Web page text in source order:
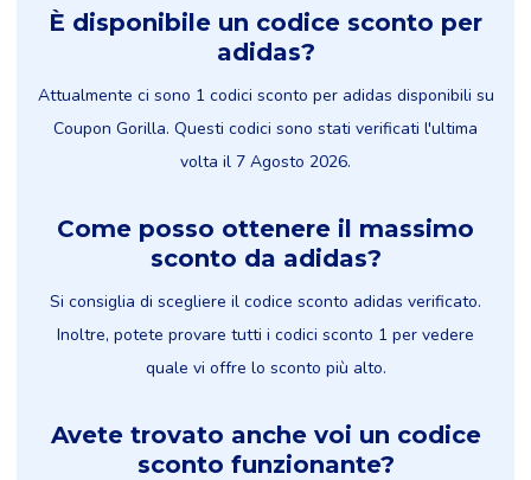
È disponibile un codice sconto per
adidas?
Attualmente ci sono 1 codici sconto per adidas disponibili su
Coupon Gorilla. Questi codici sono stati verificati l'ultima
volta il 7 Agosto 2026.
Come posso ottenere il massimo
sconto da adidas?
Si consiglia di scegliere il codice sconto adidas verificato.
Inoltre, potete provare tutti i codici sconto 1 per vedere
quale vi offre lo sconto più alto.
Avete trovato anche voi un codice
sconto funzionante?